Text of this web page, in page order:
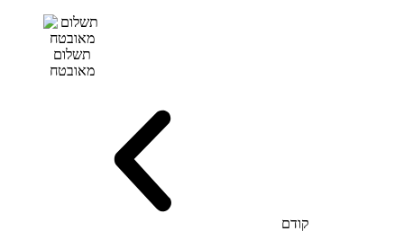
תשלום
מאובטח
קודם